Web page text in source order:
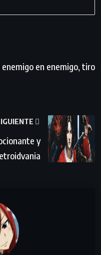
en enemigo, tiro
y